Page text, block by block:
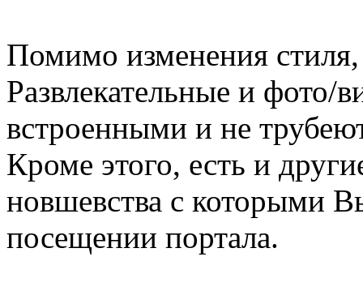
Помимо изменения
Развлекательные и фото/
встроенными и не
Кроме этого, есть и
новшевства с которыми
посещении портала.